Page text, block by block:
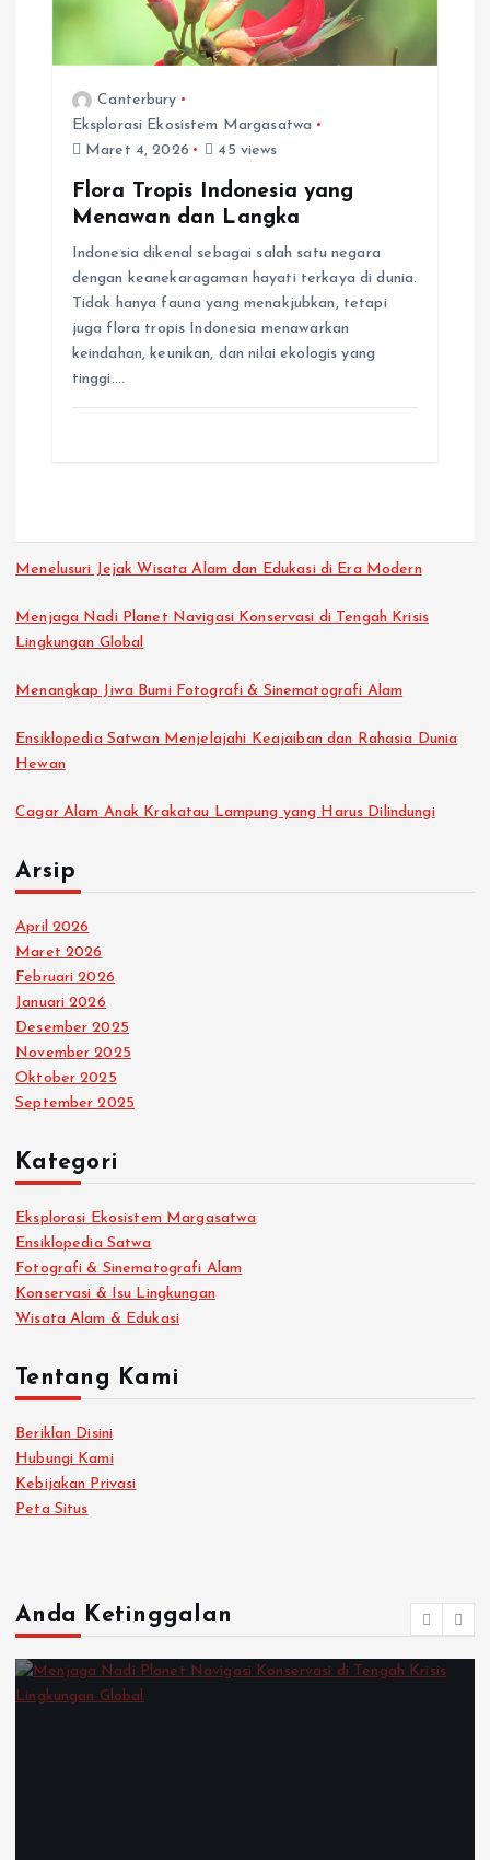
Canterbury
Eksplorasi Ekosistem Margasatwa
Maret 4, 2026
45 views
Flora Tropis Indonesia yang
Menawan dan Langka
Indonesia dikenal sebagai salah satu negara
dengan keanekaragaman hayati terkaya di dunia.
Tidak hanya fauna yang menakjubkan, tetapi
juga flora tropis Indonesia menawarkan
keindahan, keunikan, dan nilai ekologis yang
tinggi.…
Menelusuri Jejak Wisata Alam dan Edukasi di Era Modern
Menjaga Nadi Planet Navigasi Konservasi di Tengah Krisis
Lingkungan Global
Menangkap Jiwa Bumi Fotografi & Sinematografi Alam
Ensiklopedia Satwan Menjelajahi Keajaiban dan Rahasia Dunia
Hewan
Cagar Alam Anak Krakatau Lampung yang Harus Dilindungi
Arsip
April 2026
Maret 2026
Februari 2026
Januari 2026
Desember 2025
November 2025
Oktober 2025
September 2025
Kategori
Eksplorasi Ekosistem Margasatwa
Ensiklopedia Satwa
Fotografi & Sinematografi Alam
Konservasi & Isu Lingkungan
Wisata Alam & Edukasi
Tentang Kami
Beriklan Disini
Hubungi Kami
Kebijakan Privasi
Peta Situs
Anda Ketinggalan